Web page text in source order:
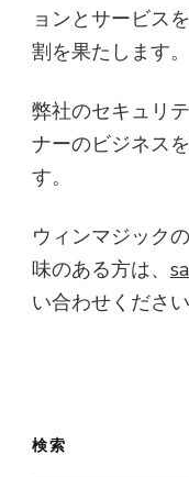
ョンとサービス
割を果たします。
弊社のセキュリ
ナーのビジネス
す。
ウィンマジック
味のある方は、
い合わせください
検索